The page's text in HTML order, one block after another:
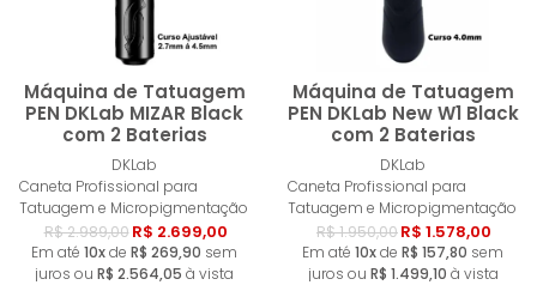
Máquina de Tatuagem
PEN DKLab MIZAR Black
com 2 Baterias
DKLab
Caneta Profissional para
Tatuagem e Micropigmentação
R$ 2.989,00 R$ 2.699,00
Em até 10xde R$ 269,90 sem
juros ou R$ 2.564,05 à vista
Comprar
Máquina de Tatuagem
PEN DKLab New W1 Black
com 2 Baterias
DKLab
Caneta Profissional para
Tatuagem e Micropigmentação
R$ 1.950,00R$ 1.578,00
Em até 10xde R$ 157,80 sem
juros ou R$ 1.499,10 à vista